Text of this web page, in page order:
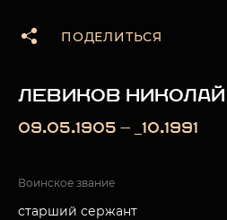
ПОДЕЛИТЬСЯ
ЛЕВИКОВ
09.05.1905 — _10.1991
Воинское звание
старший сержант